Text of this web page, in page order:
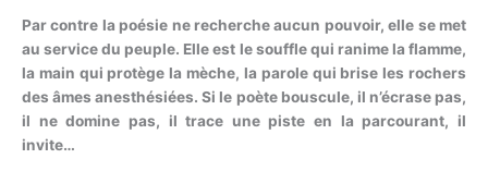
Par contre la poésie ne recherche aucun pouvoir, elle se met
au service du peuple. Elle est le souffle qui ranime la flamme,
la main qui protège la mèche, la parole qui brise les rochers
des âmes anesthésiées. Si le poète bouscule, il n’écrase pas,
il ne domine pas, il trace une piste en la parcourant, il
invite…